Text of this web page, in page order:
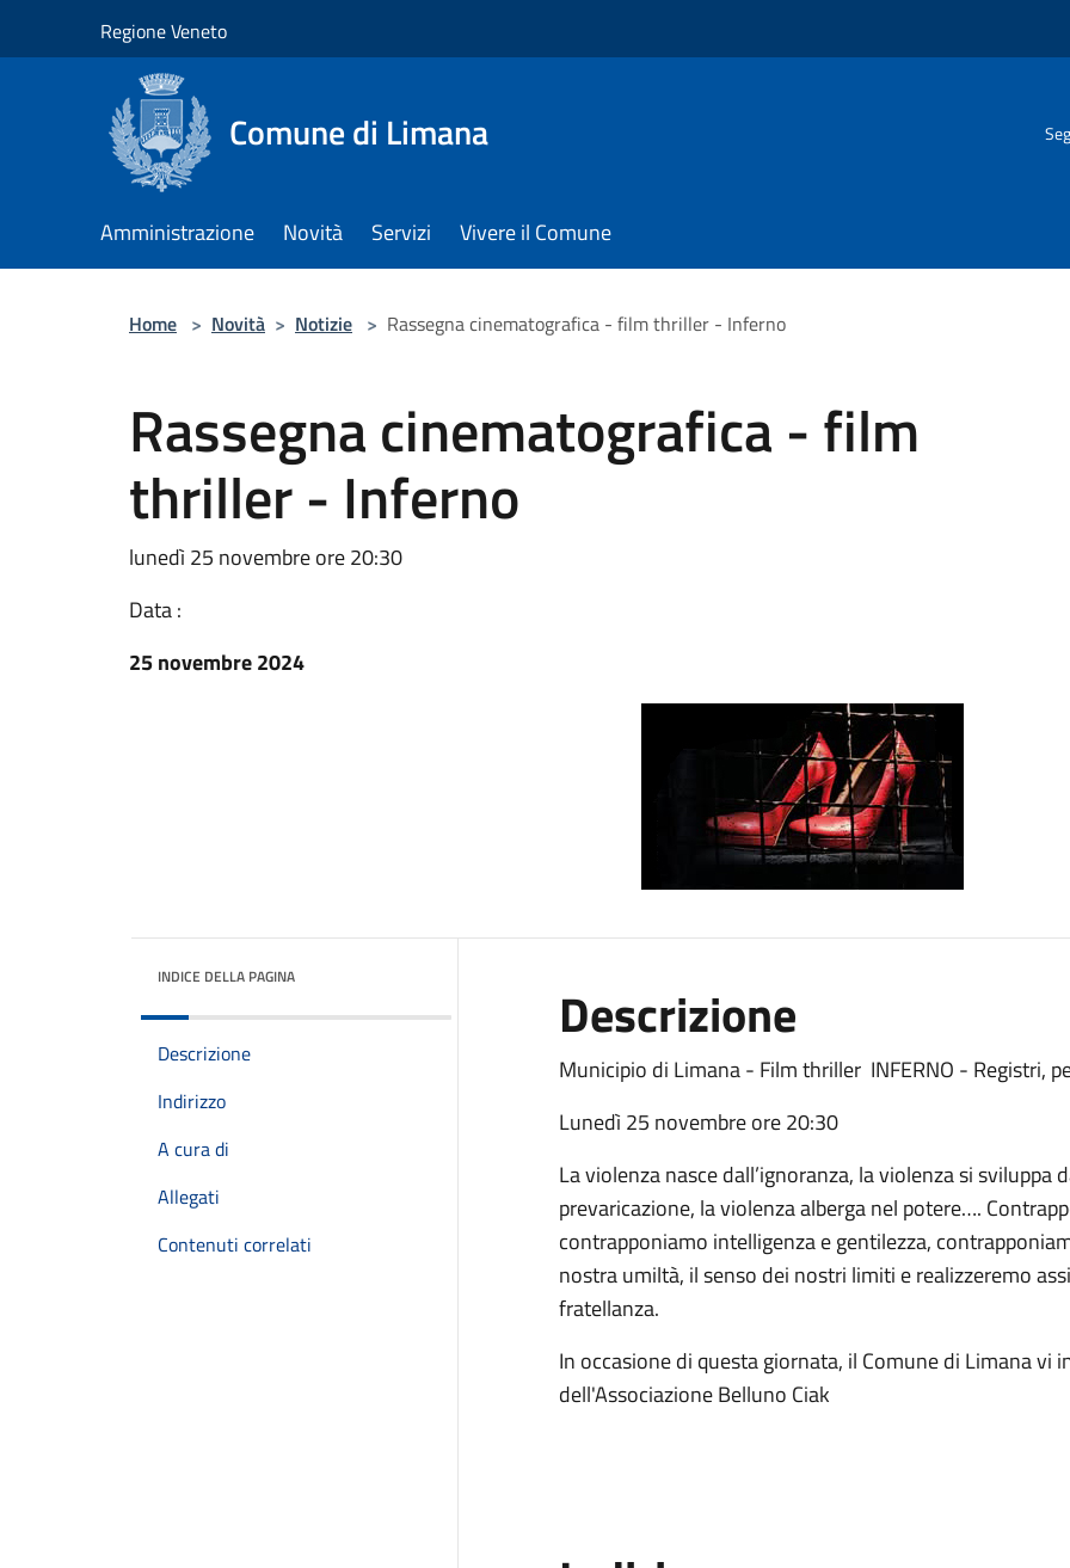
Regione Veneto
Comune di Limana
Amministrazione Novità Servizi Vivere il Comune
Home > Novità > Notizie > Rassegna cinematografica - film thriller - Inferno
Rassegna cinematografica - film
thriller - Inferno
lunedì 25 novembre ore 20:30
Data :
25 novembre 2024
INDICE DELLA PAGINA
Descrizione
Indirizzo
A cura di
Allegati
Contenuti correlati
Descrizione
Municipio di Limana - Film thriller INFERNO - Registri,
Lunedì 25 novembre ore 20:30
La violenza nasce dall’ignoranza, la violenza si sviluppa
prevaricazione, la violenza alberga nel potere….
contrapponiamo intelligenza e gentilezza,
nostra umiltà, il senso dei nostri limiti e realizzeremo
fratellanza.
In occasione di questa giornata, il Comune di Limana
dell'Associazione Belluno Ciak